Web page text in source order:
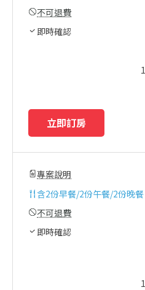
不可退費
即時確認
1
立即訂房
專案說明
含2份早餐/2份午餐/2份晚餐
不可退費
即時確認
1